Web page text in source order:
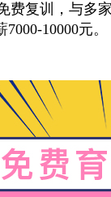
费复训，与多
10000元。